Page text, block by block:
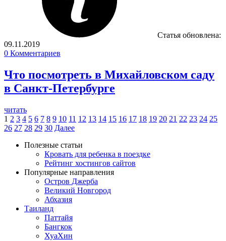
Статья обновлена:
09.11.2019
0 Комментариев
Что посмотреть в Михайловском саду
в Санкт-Петербурге
читать
1 2 3 4 5 6 7 8 9 10 11 12 13 14 15 16 17 18 19 20 21 22 23 24 25
26 27 28 29 30 Далее
Полезные статьи
Кровать для ребенка в поездке
Рейтинг хостингов сайтов
Популярные направления
Остров Джерба
Великий Новгород
Абхазия
Таиланд
Паттайя
Бангкок
ХуаХин